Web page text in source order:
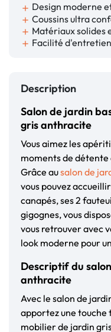
add Design moderne
add Coussins ultra
add Matériaux solides
add Facilité d'entretien
Description
Salon de jardin
gris anthracite
Vous aimez les
moments de
Grâce ausalon de
vous pouvez
canapés, ses 2
gigognes, vous
vous retrouver avec
look moderne pour
Descriptif du
anthracite
Avec le salon de
apportez une touche
mobilier de jardin